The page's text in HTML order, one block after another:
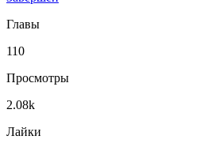
Главы
110
Просмотры
2.08k
Лайки